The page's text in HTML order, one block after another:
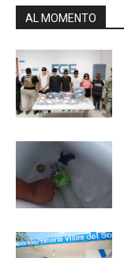
AL MOMENTO